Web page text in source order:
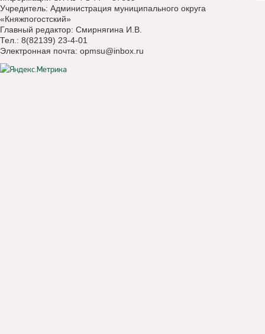
Учредитель: Администрация муниципального округа
«Княжпогостский»
Главный редактор: Смирнягина И.В.
Тел.: 8(82139) 23-4-01
Электронная почта: opmsu@inbox.ru